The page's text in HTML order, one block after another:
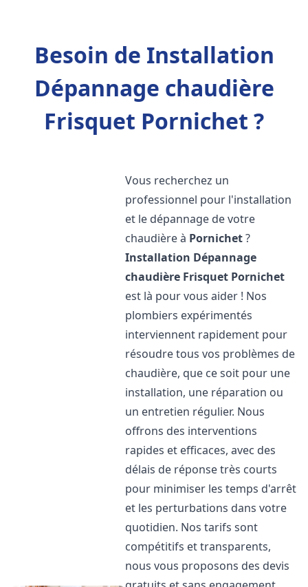
Besoin de Installation
Dépannage chaudière
Frisquet Pornichet ?
Vous recherchez un
professionnel pour l'installation
et le dépannage de votre
chaudière à Pornichet?
Installation Dépannage
chaudière Frisquet Pornichet
est là pour vous aider ! Nos
plombiers expérimentés
interviennent rapidement pour
résoudre tous vos problèmes de
chaudière, que ce soit pour une
installation, une réparation ou
un entretien régulier. Nous
offrons des interventions
rapides et efficaces, avec des
délais de réponse très courts
pour minimiser les temps d'arrêt
et les perturbations dans votre
quotidien. Nos tarifs sont
compétitifs et transparents,
nous vous proposons des devis